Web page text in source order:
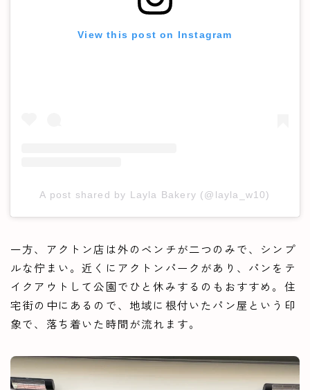
View this post on Instagram
A post shared by Layla Bakery (@layla_w10)
一方、アクトン店は外のベンチが二つのみで、シンプ
ルな佇まい。近くにアクトンパークがあり、パンをテ
イクアウトして公園でひと休みするのもおすすめ。住
宅街の中にあるので、地域に根付いたパン屋という印
象で、落ち着いた時間が流れます。